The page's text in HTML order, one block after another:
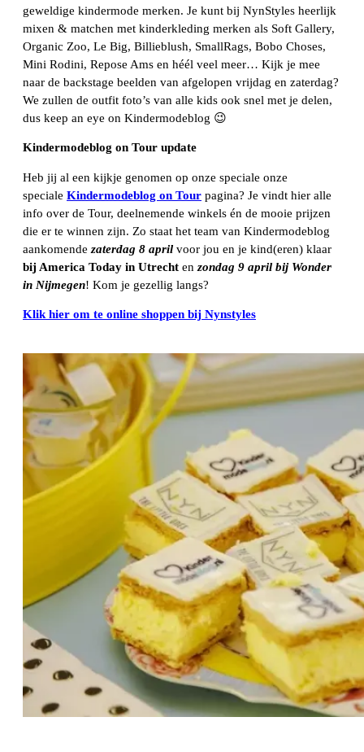
geweldige kindermode merken. Je kunt bij NynStyles heerlijk
mixen & matchen met kinderkleding merken als Soft Gallery,
Organic Zoo, Le Big, Billieblush, SmallRags, Bobo Choses,
Mini Rodini, Repose Ams en héél veel meer… Kijk je mee
naar de backstage beelden van afgelopen vrijdag en zaterdag?
We zullen de outfit foto’s van alle kids ook snel met je delen,
dus keep an eye on Kindermodeblog 😉
Kindermodeblog on Tour update
Heb jij al een kijkje genomen op onze speciale onze
speciale Kindermodeblog on Tour pagina? Je vindt hier alle
info over de Tour, deelnemende winkels én de mooie prijzen
die er te winnen zijn. Zo staat het team van Kindermodeblog
aankomende zaterdag 8 april voor jou en je kind(eren) klaar
bij America Today in Utrecht en zondag 9 april bij Wonder
in Nijmegen! Kom je gezellig langs?
Klik hier om te online shoppen bij Nynstyles